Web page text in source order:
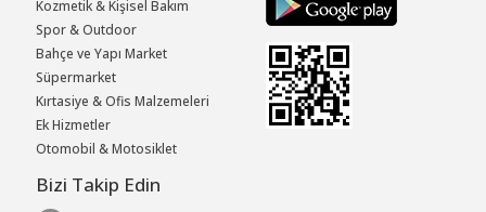
Kozmetik & Kişisel Bakım
Spor & Outdoor
Bahçe ve Yapı Market
Süpermarket
Kırtasiye & Ofis Malzemeleri
Ek Hizmetler
Otomobil & Motosiklet
Bizi Takip Edin